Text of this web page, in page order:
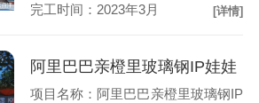
完工时间：2023年3月
[详情]
阿里巴巴亲橙里玻璃钢IP娃娃
项目名称：阿里巴巴亲橙里玻璃钢IP